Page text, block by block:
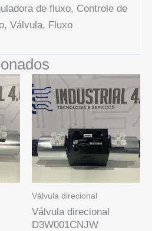
de fluxo, Controle de
Válvula, Fluxo
Válvula direcional
Válvula direcional
D3W001CNJW